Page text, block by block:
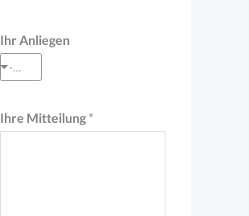
Ihr Anliegen
--- Auswahl treffen ---
Ihre Mitteilung *